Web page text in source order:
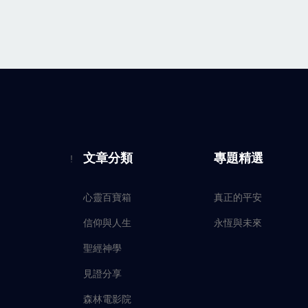
! 文章分類
心靈百寶箱
信仰與人生
聖經神學
見證分享
森林電影院
專題精選
真正的平安
永恆與未來